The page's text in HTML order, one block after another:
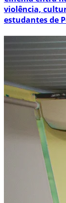
violência,
estudantes de